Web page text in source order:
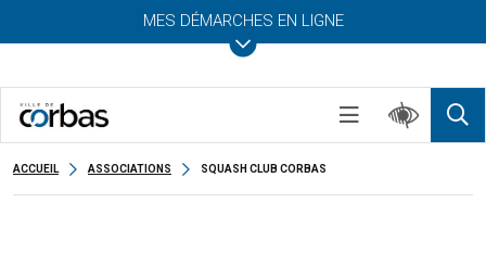
MES DÉMARCHES EN LIGNE
ACCUEIL ASSOCIATIONS SQUASH CLUB CORBAS